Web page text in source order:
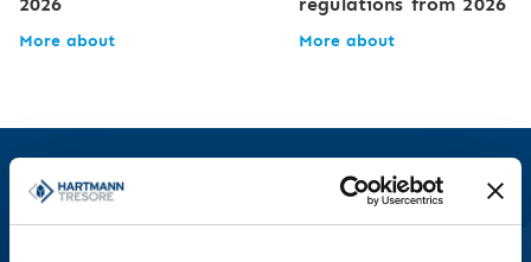
More about More about
We will be happy to advise you!
Contact our specialists